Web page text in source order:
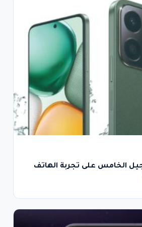
الخامس على تجربة الهاتف